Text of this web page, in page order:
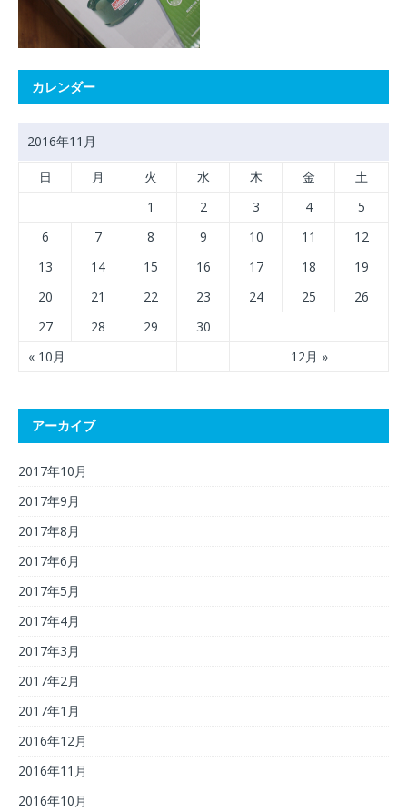
カレンダー
2016年11月
日 月 火 水 木 金 土
« 10月 12月 »
1 2 3 4
5
6
7 8 9 10 11
12
13
14 15 16 17 18
19
20
21 22 23 24 25
26
27
28 29 30
アーカイブ
2017年10月
2017年9月
2017年8月
2017年6月
2017年5月
2017年4月
2017年3月
2017年2月
2017年1月
2016年12月
2016年11月
2016年10月